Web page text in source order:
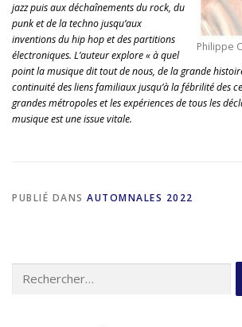
Philippe
jazz puis aux déchaînements du rock, du
punk et de la techno jusqu’aux
inventions du hip hop et des partitions
électroniques. L’auteur explore « à quel
point la musique dit tout de nous, de la grande
continuité des liens familiaux jusqu’à la fébrilité des
grandes métropoles et les expériences de tous les
musique est une issue vitale.
PUBLIÉ DANS AUTOMNALES 2022